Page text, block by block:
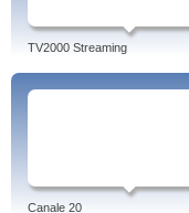
TV2000 Streaming
Canale 20